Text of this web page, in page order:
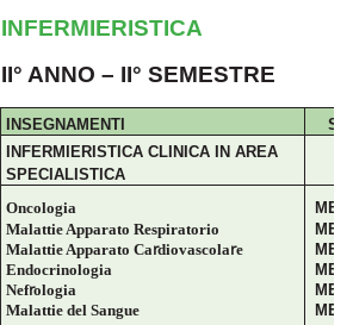
INFERMIERISTICA
II° ANNO – II° SEMESTRE
INSEGNAMENTI
INFERMIERISTICA CLINICA IN AREA
SPECIALISTICA
Oncologia
Malattie Apparato Respiratorio
Malattie Apparato Cardiovascolare
Endocrinologia
Nefrologia
Malattie del Sangue